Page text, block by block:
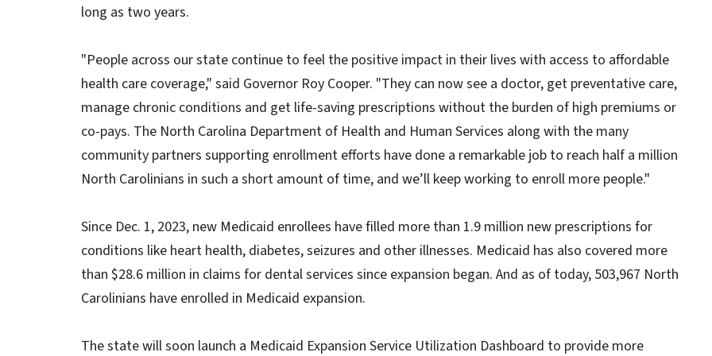
long as two years.
"People across our state continue to feel the positive impact in their lives with access to affordable
health care coverage," said Governor Roy Cooper. "They can now see a doctor, get preventative care,
manage chronic conditions and get life-saving prescriptions without the burden of high premiums or
co-pays. The North Carolina Department of Health and Human Services along with the many
community partners supporting enrollment efforts have done a remarkable job to reach half a million
North Carolinians in such a short amount of time, and we’ll keep working to enroll more people."
Since Dec. 1, 2023, new Medicaid enrollees have filled more than 1.9 million new prescriptions for
conditions like heart health, diabetes, seizures and other illnesses. Medicaid has also covered more
than $28.6 million in claims for dental services since expansion began. And as of today, 503,967 North
Carolinians have enrolled in Medicaid expansion.
The state will soon launch a Medicaid Expansion Service Utilization Dashboard to provide more